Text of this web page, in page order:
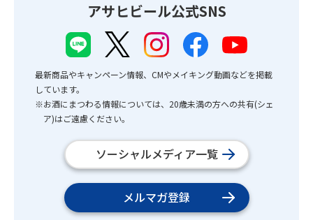
アサヒビール公式SNS
最新商品やキャンペーン情報、CMやメイキング動画などを掲載
しています。
※お酒にまつわる情報については、20歳未満の方への共有(シェ
ア)はご遠慮ください。
ソーシャルメディア一覧
メルマガ登録